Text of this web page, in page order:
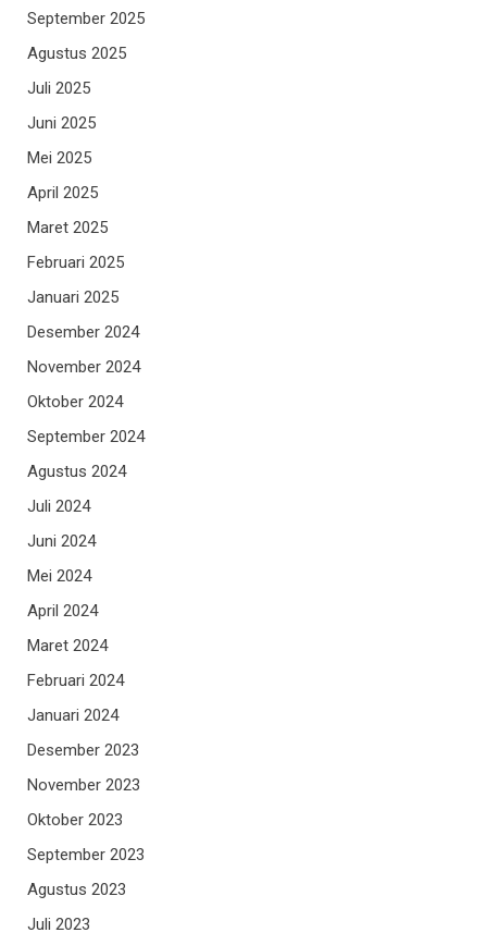
September 2025
Agustus 2025
Juli 2025
Juni 2025
Mei 2025
April 2025
Maret 2025
Februari 2025
Januari 2025
Desember 2024
November 2024
Oktober 2024
September 2024
Agustus 2024
Juli 2024
Juni 2024
Mei 2024
April 2024
Maret 2024
Februari 2024
Januari 2024
Desember 2023
November 2023
Oktober 2023
September 2023
Agustus 2023
Juli 2023